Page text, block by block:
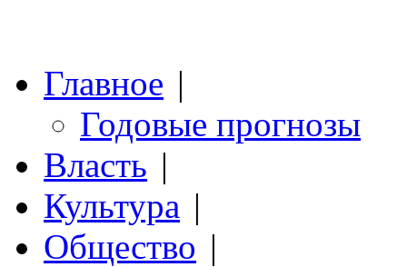
Главное |
Годовые прогнозы
Власть |
Культура |
Общество |